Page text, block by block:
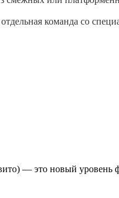
команда со
— это новый